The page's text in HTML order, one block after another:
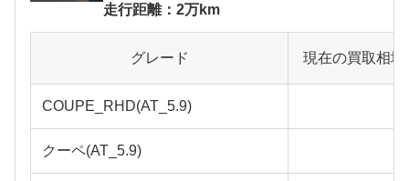
走行距離：2万km
グレード 現在の買取相
COUPE_RHD(AT_5.9)
クーペ(AT_5.9)